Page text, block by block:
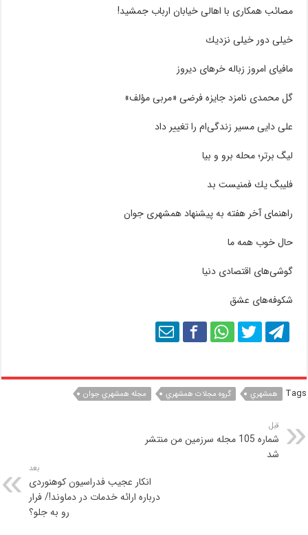
مصائب همکاری با اهالی خیابان ارباب جمشید!
خیلی دور خیلی نزدیك
مافیای امروز زباله خرهای دیروز
گل محمدی نامزد جایزه فرضی «مربی مؤلف»
علی دایی مسیر زندگی‌ام را تغییر داد
لیگ برتر؛ محله برو و بیا
فلیبگ یك فمنیست بد
راهنمای آخر هفته به پیشنهاد همشهری جوان
حال خوب همه ما
گوشی‌های اقتصادی دنیا
شکوفه‌های عشق
Tags همشهري گروه مجلات همشهري مجله همشهري جوان
قبل
شماره 105 مجله سرزمين من منتشر
شد
بعد
انکار عجیب فدراسیون کوهنوردی
درباره ارائه خدمات در دماوند!/ فرار
رو به جلو؟